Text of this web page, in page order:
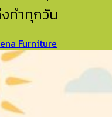
ทำทุกวัน
Furniture